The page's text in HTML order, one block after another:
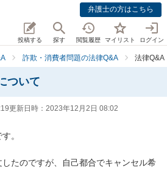
弁護士の方はこちら
投稿する 探す 閲覧履歴 マイリスト ログイン
詐欺・消費者問題の法律Q&A 法律Q&A
ついて
更新日時： 2023年12月2日 08:02
。
たのですが、自己都合でキャンセル希